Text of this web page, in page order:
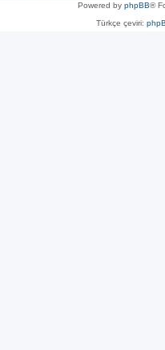
Powered by phpBB®
Türkçe çeviri: